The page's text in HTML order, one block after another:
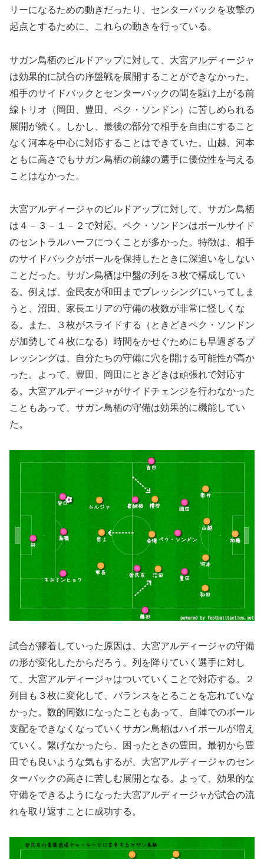
リーになるための動きだったり、センターバックを攻撃の
起点とするために、これらの動きを行っている。
サガン鳥栖のビルドアップに対して、大宮アルディージャ
は効果的に試合の序盤戦を展開することができなかった。
相手のサイドバックとセンターバックの間を駆け上がる前
線トリオ（岡田、豊田、ペク・ソンドン）に苦しめられる
展開が続く。しかし、最後の部分で相手を自由にすること
なく河本を中心に対応することはできていた。山越、河本
ともに高さでもサガン鳥栖の前線の選手に優位性を与える
ことはなかった。
大宮アルディージャのビルドアップに対して、サガン鳥栖
は４－３－１－２で対応。ペク・ソンドンはボールサイド
のセントラルハーフにつくことが多かった。特徴は、相手
のサイドバックがボールを保持したときに深追いをしない
ことだった。サガン鳥栖は中盤の列を３枚で構成してい
る。例えば、金民友が和田までプレッシングにいってしま
うと、沼田、家長エリアの守備の枚数が非常に怪しくな
る。また、３枚がスライドする（ときどきペク・ソンドン
が加勢して４枚になる）時間をかせぐためにも早過ぎるプ
レッシングは、自分たちの守備に穴を開ける可能性が高か
った。よって、豊田、岡田にときどきは頑張れで対応す
る。大宮アルディージャがサイドチェンジを行わなかった
こともあって、サガン鳥栖の守備は効果的に機能してい
た。
試合が膠着していった原因は、大宮アルディージャの守備
の形が変化したからだろう。列を降りていく選手に対し
て、大宮アルディージャはついていくことで対応する。２
列目も３枚に変化して、バランスをとることを忘れていな
かった。数的同数になったこともあって、自陣でのボール
支配をできなくなっていくサガン鳥栖はハイボールが増え
ていく。繋げなかったら、困ったときの豊田。最初から豊
田でも良いような気もするが、大宮アルディージャのセン
ターバックの高さに苦しむ展開となる。よって、効果的な
守備をできるようになった大宮アルディージャが試合の流
れを取り返すことに成功する。